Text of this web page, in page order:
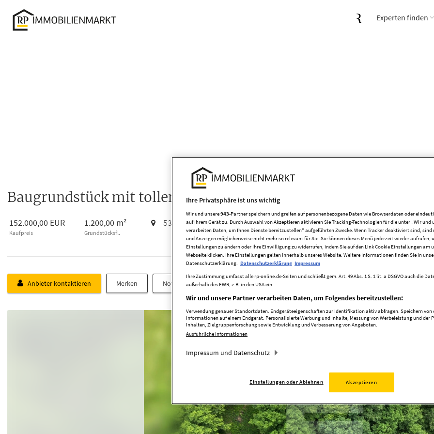
Modus
aktivieren
Experten finden
Baugrundstück mit tollen Baumbestand. Ein Paradies für die
152.000,00 EUR
Kaufpreis
1.200,00 m²
Grundstücksfl.
53783Eitorf
Anbieter kontaktieren Merken Notiz schreiben Exposé öffnen
Ihre Privatsphäre ist uns wichtig
Wir und unsere943-Partner speichern und greifen auf personenbezogene Daten wie Browserdaten oder
auf Ihrem Gerät zu. Durch Auswahl von Akzeptieren aktivieren Sie Tracking-Technologien für die unter „Wir und
verarbeiten Daten, um Ihnen Dienste bereitzustellen“ aufgeführten Zwecke. Wenn Tracker deaktiviert sind,
und Anzeigen möglicherweise nicht mehr so relevant für Sie. Sie können dieses Menü jederzeit wieder aufrufen,
Einstellungen zu ändern oder Ihre Einwilligung zu widerrufen, indem Sie auf den Link Cookie Einstellungen am
Webseite klicken. Ihre Einstellungen gelten innerhalb unseres Website. Weitere Informationen finden Sie in
Datenschutzerklärung. Datenschutzerklärung Impressum
Ihre Zustimmung umfasst alle rp-online.de-Seiten und schließt gem. Art. 49 Abs. 1 S. 1 lit. a DSGVO auch die
außerhalb des EWR, z.B. in den USA ein.
Wir und unsere Partner verarbeiten Daten, um Folgendes bereitzustellen:
Verwendung genauer Standortdaten. Endgeräteeigenschaften zur Identifikation aktiv abfragen. Speichern von
Informationen auf einem Endgerät. Personalisierte Werbung und Inhalte, Messung von Werbeleistung und der
Inhalten, Zielgruppenforschung sowie Entwicklung und Verbesserung von Angeboten.
Ausführliche Informationen
Impressum und Datenschutz
Einstellungen oder Ablehnen Akzeptieren